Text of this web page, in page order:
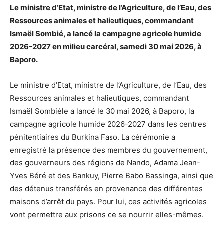
Le ministre d’Etat, ministre de l’Agriculture, de l’Eau, des
Ressources animales et halieutiques, commandant
Ismaël Sombié, a lancé la campagne agricole humide
2026-2027 en milieu carcéral, samedi 30 mai 2026, à
Baporo.
Le ministre d’Etat, ministre de l’Agriculture, de l’Eau, des
Ressources animales et halieutiques, commandant
Ismaël Sombiéle a lancé le 30 mai 2026, à Baporo, la
campagne agricole humide 2026-2027 dans les centres
pénitentiaires du Burkina Faso. La cérémonie a
enregistré la présence des membres du gouvernement,
des gouverneurs des régions de Nando, Adama Jean-
Yves Béré et des Bankuy, Pierre Babo Bassinga, ainsi que
des détenus transférés en provenance des différentes
maisons d’arrêt du pays. Pour lui, ces activités agricoles
vont permettre aux prisons de se nourrir elles-mêmes.